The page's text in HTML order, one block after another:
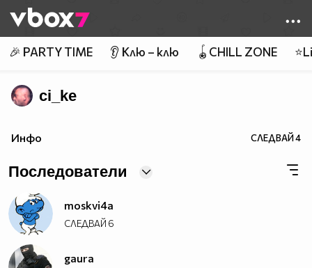
👾
🎉 PARTY TIME 👂 Клю – клю 🪀CHILL ZONE
ci_ke
Инфо СЛЕДВАЙ4
Последователи
moskvi4a
СЛЕДВАЙ 6
gaura